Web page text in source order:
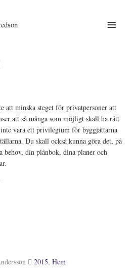
att minska steget för privatpersoner att
att så många som möjligt skall ha rätt
vara ett privilegium för byggjättarna
Du skall också kunna göra det, på
behov, din plånbok, dina planer och
2015, Hem